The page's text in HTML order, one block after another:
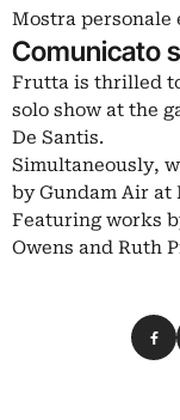
Mostra personale
Comunicato
Frutta is thrilled
solo show at the
De Santis.
Simultaneously,
by Gundam Air
Featuring works
Owens and Ruth